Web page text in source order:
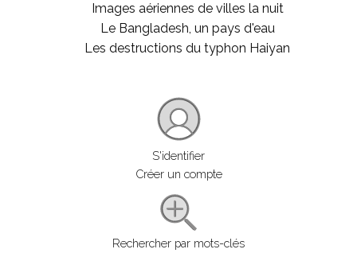
Images aériennes de villes la nuit
Le Bangladesh, un pays d'eau
Les destructions du typhon Haiyan
S'identifier
Créer un compte
Rechercher par mots-clés